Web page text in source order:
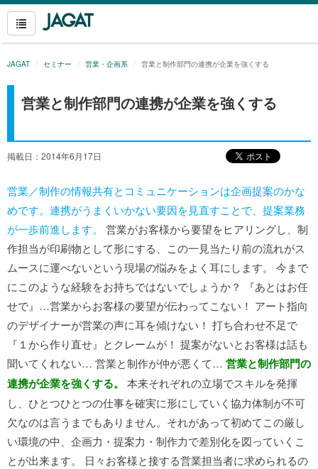
JAGAT セミナー 営業・企画系 営業と制作部門の連携が企業を強くする
営業と制作部門の連携が企業を強くする
掲載日：2014年6月17日
営業／制作の情報共有とコミュニケーションは企画提案のかな
めです。連携がうまくいかない要因を見直すことで、提案業務
が一歩前進します。 営業がお客様から要望をヒアリングし、制
作担当が印刷物として形にする、この一見当たり前の流れがス
ムースに運べないという現場の悩みをよく耳にします。 今まで
にこのような経験をお持ちではないでしょうか？ 『あとはお任
せで』…営業からお客様の要望が伝わってこない！ アート指向
のデザイナーが営業の声に耳を傾けない！ 打ち合わせ不足で
『１から作り直せ』とクレームが！ 提案がないとお客様は話も
聞いてくれない… 営業と制作が仲が悪くて… 営業と制作部門の
連携が企業を強くする。
本来それぞれの立場でスキルを発揮
し、ひとつひとつの仕事を確実に形にしていく協力体制が不可
欠なのは言うまでもありません。それがあって初めてこの厳し
い環境の中、企画力・提案力・制作力で差別化を図っていくこ
とが出来ます。 日々お客様と接する営業担当者に求められるの